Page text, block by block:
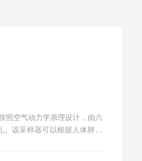
照空气动力学原理设计，由六
。该采样器可以根据人体肺部